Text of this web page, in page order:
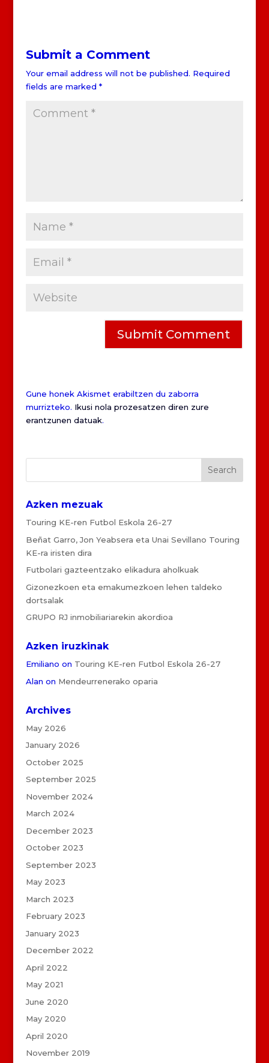
Submit a Comment
Your email address will not be published. Required
fields are marked *
Gune honek Akismet erabiltzen du zaborra
murrizteko. Ikusi nola prozesatzen diren zure
erantzunen datuak.
Azken mezuak
Touring KE-ren Futbol Eskola 26-27
Beñat Garro, Jon Yeabsera eta Unai Sevillano Touring
KE-ra iristen dira
Futbolari gazteentzako elikadura aholkuak
Gizonezkoen eta emakumezkoen lehen taldeko
dortsalak
GRUPO RJ inmobiliariarekin akordioa
Azken iruzkinak
Emiliano on Touring KE-ren Futbol Eskola 26-27
Alan on Mendeurrenerako oparia
Archives
May 2026
January 2026
October 2025
September 2025
November 2024
March 2024
December 2023
October 2023
September 2023
May 2023
March 2023
February 2023
January 2023
December 2022
April 2022
May 2021
June 2020
May 2020
April 2020
November 2019